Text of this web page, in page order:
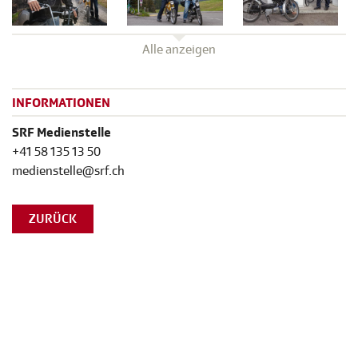
Alle anzeigen
INFORMATIONEN
SRF Medienstelle
+41 58 135 13 50
medienstelle@srf.ch
ZURÜCK